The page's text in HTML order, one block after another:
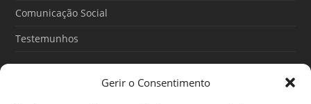
Gerir o Consentimento
Comunicação Social
Testemunhos